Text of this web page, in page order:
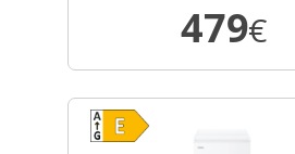
VER DETALLE
479€